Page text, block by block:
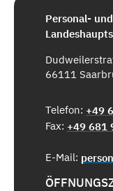
Personal-
66111
Telefon: +49
Fax: +49 681
E-Mail: